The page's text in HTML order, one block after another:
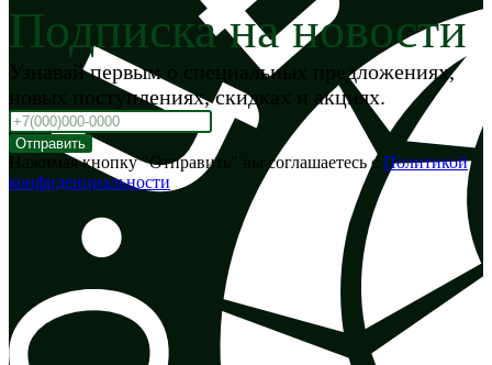
Подписка на новости
Узнавай первым о специальных предложениях,
новых поступлениях, скидках и акциях.
Отправить
Нажимая кнопку "Отправить" вы соглашаетесь с Политикой
конфиденциальности